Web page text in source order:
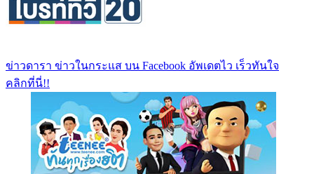
ข่าวดารา ข่าวในกระแส บน Facebook อัพเดตไว เร็วทันใจ
คลิกที่นี่!!